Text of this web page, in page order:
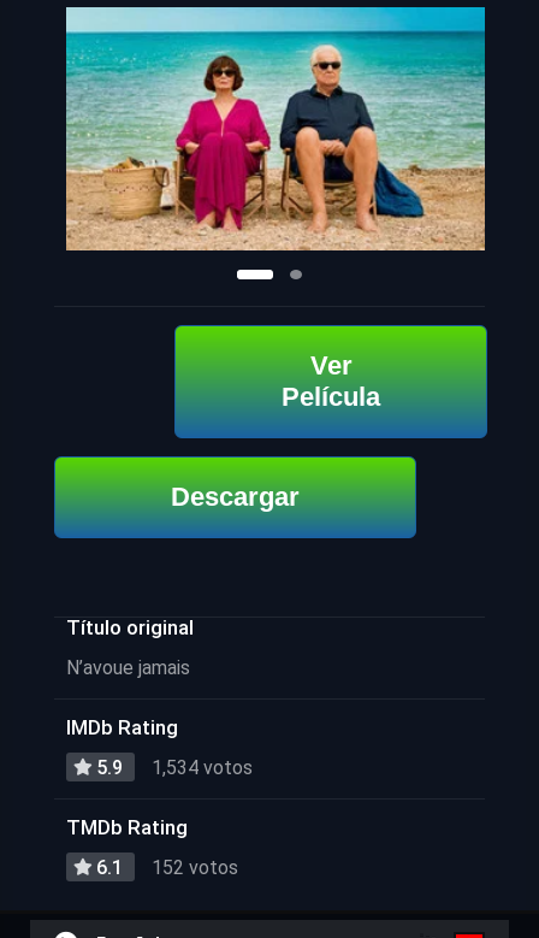
Ver
Película
Descargar
Título original
N’avoue jamais
IMDb Rating
5.9 1,534 votos
TMDb Rating
6.1 152 votos